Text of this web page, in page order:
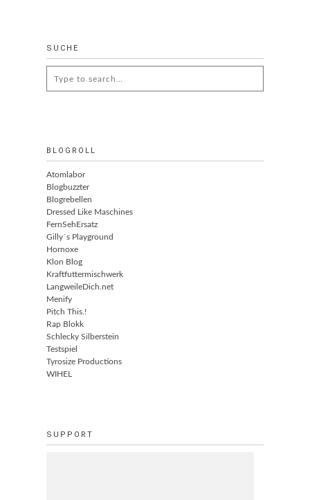
SUCHE
for:
BLOGROLL
Atomlabor
Blogbuzzter
Blogrebellen
Dressed Like Maschines
FernSehErsatz
Gilly´s Playground
Hornoxe
Klon Blog
Kraftfuttermischwerk
LangweileDich.net
Menify
Pitch This.!
Rap Blokk
Schlecky Silberstein
Testspiel
Tyrosize Productions
WIHEL
SUPPORT